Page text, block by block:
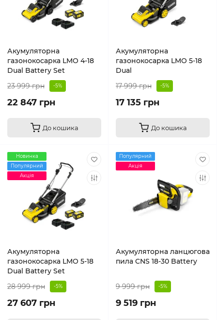
Акумуляторна
газонокосарка LMO 4-18
Dual Battery Set
23 999 грн
-5%
22 847 грн
До кошика
Акумуляторна
газонокосарка LMO 5-18
Dual
17 999 грн
-5%
17 135 грн
До кошика
Новинка
Популярний
Акція
Акумуляторна
газонокосарка LMO 5-18
Dual Battery Set
28 999 грн
-5%
27 607 грн
Популярний
Акція
Акумуляторна ланцюгова
пила CNS 18-30 Battery
9 999 грн -5%
9 519 грн